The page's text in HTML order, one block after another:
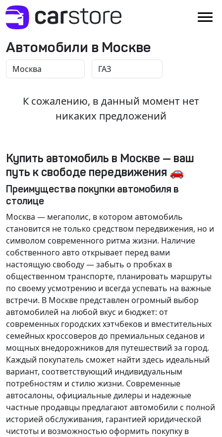
Автомобили в Москве
К сожалению, в данный момент нет
никаких предложений
Купить автомобиль в Москве — ваш
путь к свободе передвижения 🚗
Преимущества покупки автомобиля в
столице
Москва — мегаполис, в котором автомобиль
становится не только средством передвижения, но и
символом современного ритма жизни. Наличие
собственного авто открывает перед вами
настоящую свободу — забыть о пробках в
общественном транспорте, планировать маршруты
по своему усмотрению и всегда успевать на важные
встречи. В Москве представлен огромный выбор
автомобилей на любой вкус и бюджет: от
современных городских хэтчбеков и вместительных
семейных кроссоверов до премиальных седанов и
мощных внедорожников для путешествий за город.
Каждый покупатель сможет найти здесь идеальный
вариант, соответствующий индивидуальным
потребностям и стилю жизни. Современные
автосалоны, официальные дилеры и надежные
частные продавцы предлагают автомобили с полной
историей обслуживания, гарантией юридической
чистоты и возможностью оформить покупку в